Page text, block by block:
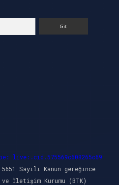
live:.cid.575569c608265c69
Sayılı Kanun gereğince
İletişim Kurumu (BTK)